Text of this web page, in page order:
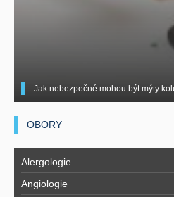
Jak nebezpečné mohou být mýty
OBORY
Alergologie
Angiologie